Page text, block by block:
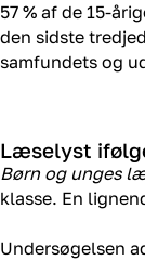
57 % af de 15-
den sidste
samfundets og
Læselyst
Børn og unges
klasse. En
Undersøgelsen